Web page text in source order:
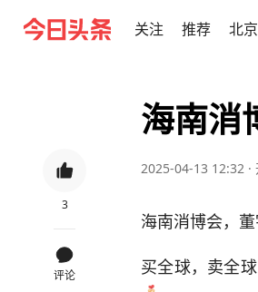
关注 推荐 北京
3
评论
海南消
2025-04-13 12:32 ·
海南消博会，
买全球，卖全